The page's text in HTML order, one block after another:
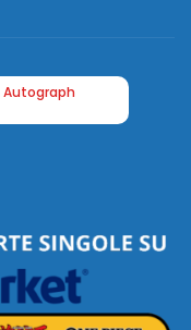
Autograph